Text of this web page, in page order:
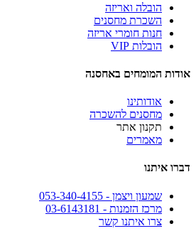
הובלה ואריזה
השכרת מחסנים
חנות חומרי אריזה
הובלות VIP
אודות המומחים באחסנה
אודותינו
מחסנים להשכרה
תקנון אתר
מאמרים
דברו איתנו
שמעון ויצמן - 053-340-4155
מרכז הזמנות - 03-6143181
צרו איתנו קשר